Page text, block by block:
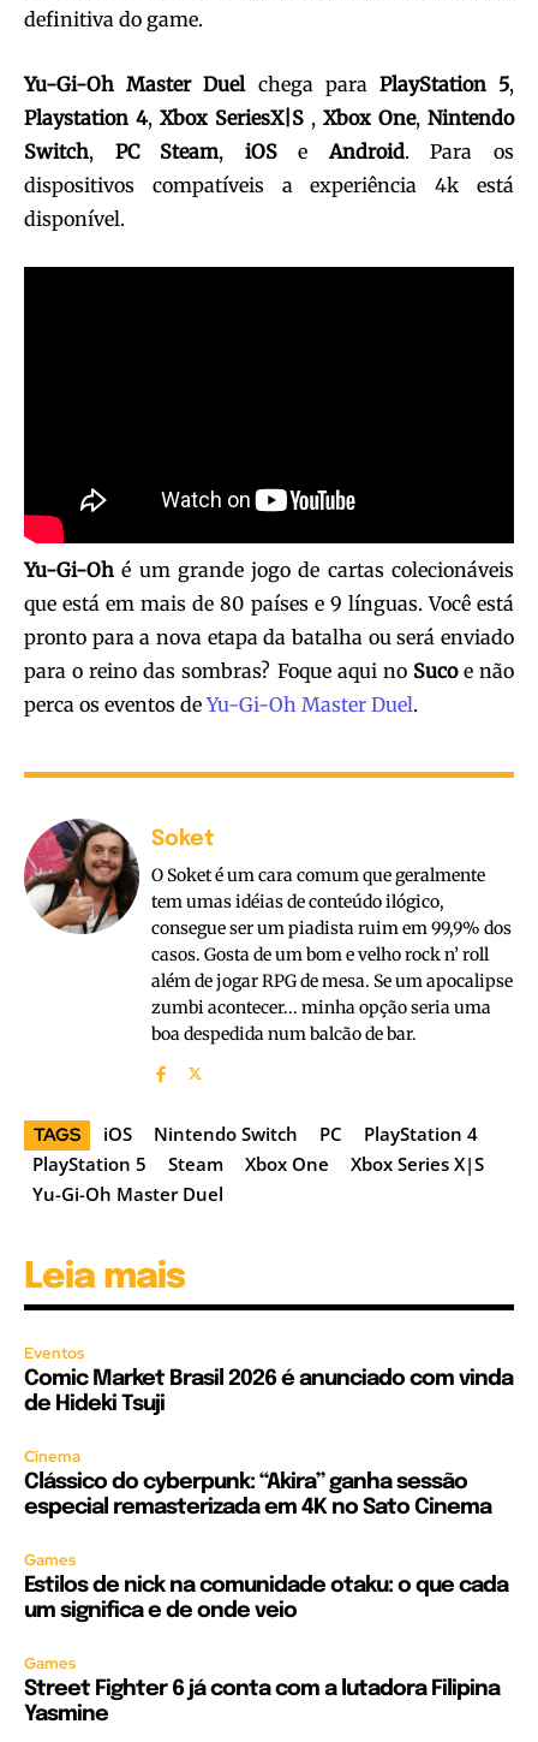
definitiva do game.
Yu-Gi-Oh Master Duelchega para PlayStation 5,
Playstation 4, Xbox SeriesX|S , Xbox One, Nintendo
Switch, PC Steam, iOSeAndroid. Para os
dispositivos compatíveis a experiência 4k está
disponível.
Yu-Gi-Oh é um grande jogo de cartas colecionáveis
que está em mais de 80 países e 9 línguas. Você está
pronto para a nova etapa da batalha ou será enviado
para o reino das sombras? Foque aqui no Sucoe não
perca os eventos deYu-Gi-Oh Master Duel.
Soket
O Soket é um cara comum que geralmente
tem umas idéias de conteúdo ilógico,
consegue ser um piadista ruim em 99,9% dos
casos. Gosta de um bom e velho rock n’ roll
além de jogar RPG de mesa. Se um apocalipse
zumbi acontecer... minha opção seria uma
boa despedida num balcão de bar.
TAGS iOS Nintendo Switch PC
PlayStation 4
PlayStation 5
Steam Xbox One
Xbox Series X|S
Yu-Gi-Oh Master Duel
Leia mais
Eventos
Comic Market Brasil 2026 é anunciado com vinda
de Hideki Tsuji
Cinema
Clássico do cyberpunk: “Akira” ganha sessão
especial remasterizada em 4K no Sato Cinema
Games
Estilos de nick na comunidade otaku: o que cada
um significa e de onde veio
Games
Street Fighter 6 já conta com a lutadora Filipina
Yasmine